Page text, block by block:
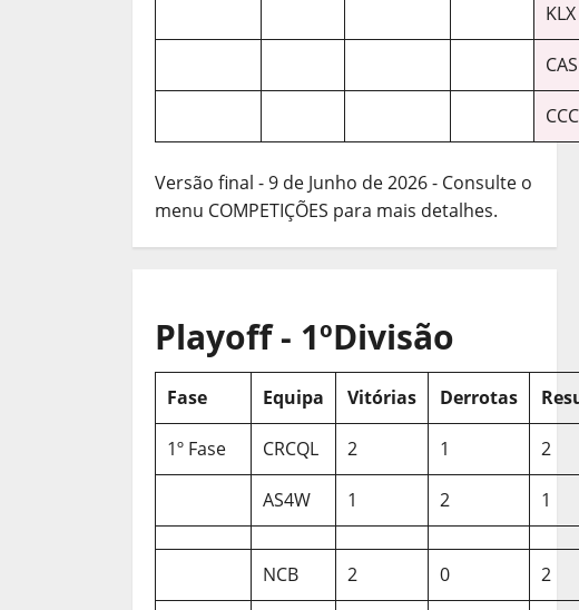
Versão final - 9 de Junho de 2026 - Consulte o
menu COMPETIÇÕES para mais detalhes.
Playoff - 1ºDivisão
Fase Equipa Vitórias Derrotas
1º Fase CRCQL 2 1 2
AS4W 1 2 1
NCB 2 0 2